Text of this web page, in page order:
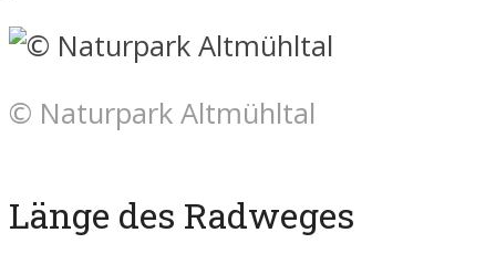
© Naturpark Altmühltal
Länge des Radweges